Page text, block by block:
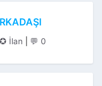
Kategoriler
✪ İlan 💬 0